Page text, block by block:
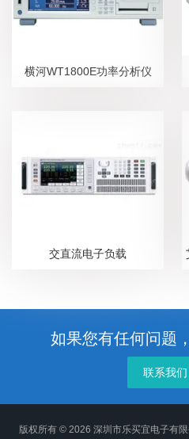
横河WT1800E功率分析仪
交直流电子负载
如果您有任何问题
联系我们
版权所有 © 2026 深圳市乐买宜电子有限